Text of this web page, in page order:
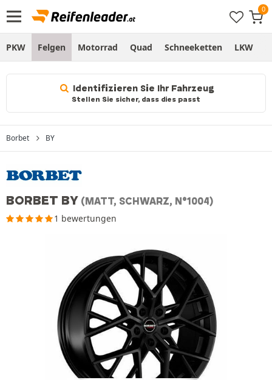
PKW Felgen Motorrad Quad Schneeketten LKW
Identifizieren Sie Ihr Fahrzeug
Stellen Sie sicher, dass dies passt
Borbet BY
BORBET BY (MATT, SCHWARZ, N°1004)
1 bewertungen